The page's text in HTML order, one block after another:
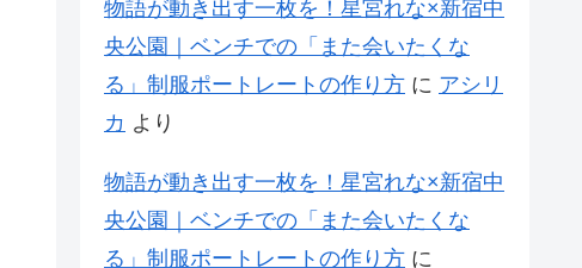
物語が動き出す一枚を！星宮れな×新宿中
央公園｜ベンチでの「また会いたくな
る」制服ポートレートの作り方 に アシリ
カ より
物語が動き出す一枚を！星宮れな×新宿中
央公園｜ベンチでの「また会いたくな
る」制服ポートレートの作り方 に